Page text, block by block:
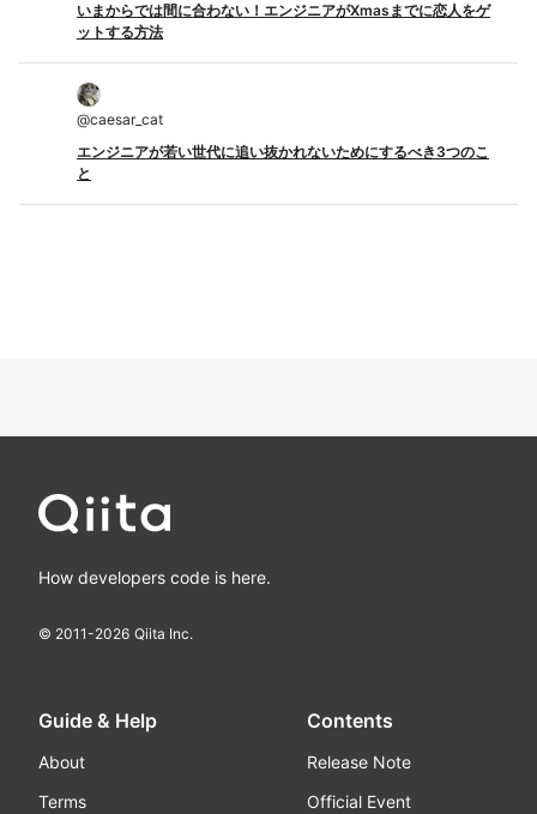
いまからでは間に合わない！エンジニアがXmasまでに恋人をゲ
ットする方法
@caesar_cat
エンジニアが若い世代に追い抜かれないためにするべき3つのこ
と
How developers code is here.
© 2011-2026 Qiita Inc.
Guide & Help
About
Terms
Contents
Release Note
Official Event